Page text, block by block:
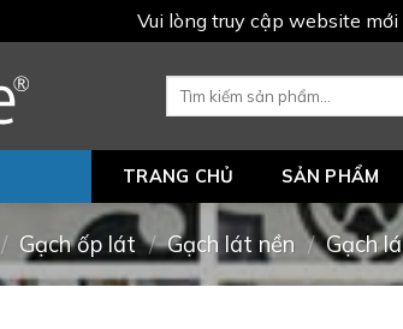
Vui lòng truy cập website
Search
TRANG CHỦ SẢN PHẨM
/ Gạch ốp lát / Gạch lát nền / Gạch